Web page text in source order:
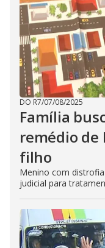
DO R7/07/08/2025
Família
remédio de
filho
Menino com
judicial para